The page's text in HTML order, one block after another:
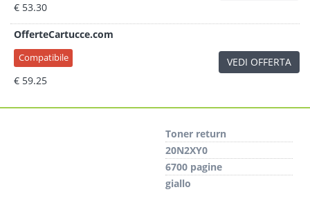
€ 53.30
OfferteCartucce.com
Compatibile
€ 59.25
VEDI OFFERTA
Toner return
20N2XY0
6700 pagine
giallo